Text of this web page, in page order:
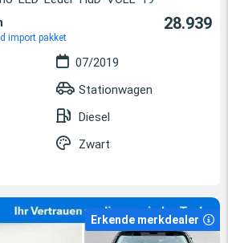
import pakket
28.939
07/2019
Stationwagen
Diesel
Zwart
Erkende merkdealer